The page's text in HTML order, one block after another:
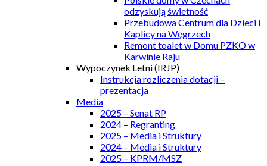
odzyskują świetność
Przebudowa Centrum dla Dzieci i
Kaplicy na Węgrzech
Remont toalet w Domu PZKO w
Karwinie Raju
Wypoczynek Letni (IRJP)
Instrukcja rozliczenia dotacji –
prezentacja
Media
2025 – Senat RP
2024 – Regranting
2025 – Media i Struktury
2024 – Media i Struktury
2025 – KPRM/MSZ